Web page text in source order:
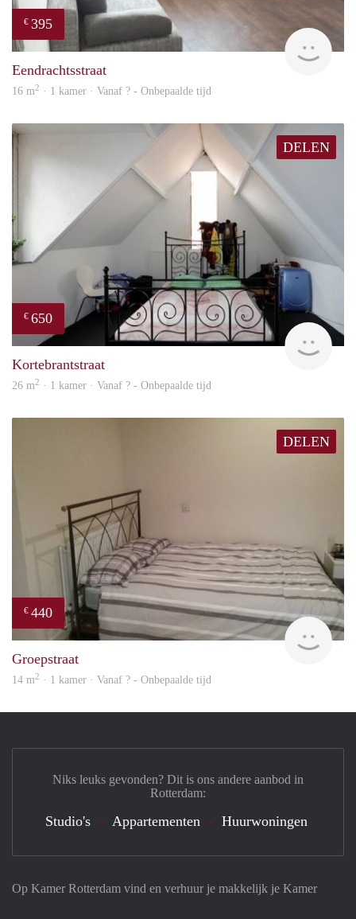
€ 395
Eendrachtsstraat
16 m2 · 1 kamer · Vanaf ? - Onbepaalde tijd
DELEN
€ 650
rent
Kortebrantstraat
26 m2 · 1 kamer · Vanaf ? - Onbepaalde tijd
DELEN
€ 440
rent
Groepstraat
14 m2 · 1 kamer · Vanaf ? - Onbepaalde tijd
Op Kamer Rotterdam vind en verhuur je makkelijk je Kamer
Niks leuks gevonden? Dit is ons andere aanbod in
Rotterdam:
Studio's Appartementen Huurwoningen